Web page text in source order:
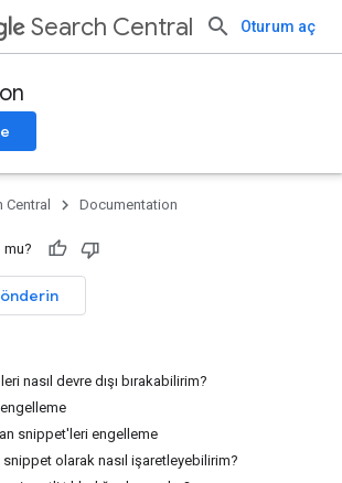
Search Central Oturum aç
Central Documentation
mu?
nasıl devre dışı bırakabilirim?
snippet'leri engelleme
snippet olarak nasıl işaretleyebilirim?